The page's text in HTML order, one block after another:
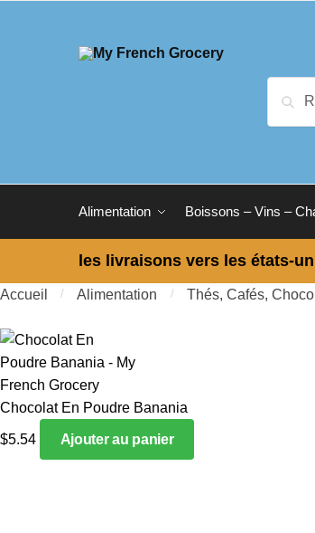
Alimentation Boissons – Vins –
les livraisons vers les états-
Accueil / Alimentation / Thés, Cafés,
Chocolat En Poudre Banania
$5.54 Ajouter au panier